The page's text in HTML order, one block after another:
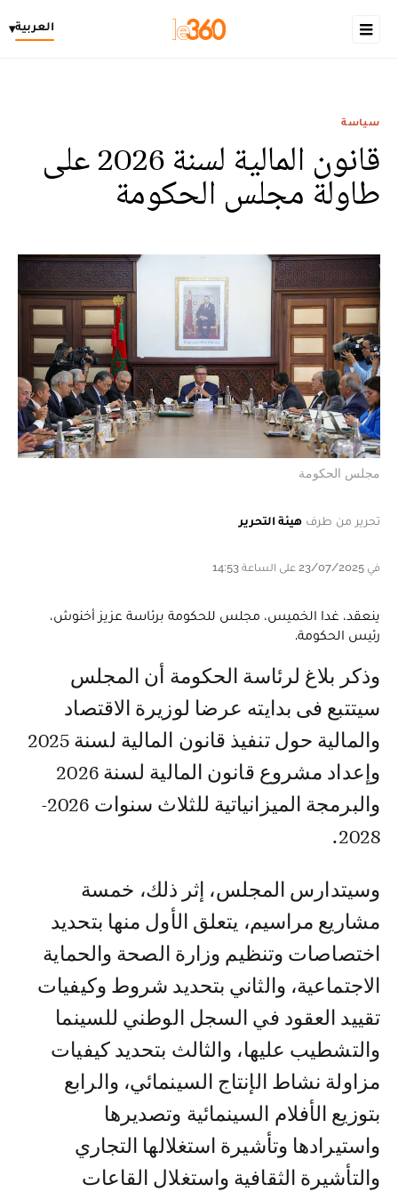
العربية▾
سياسة
قانون المالية لسنة 2026 على
طاولة مجلس الحكومة
مجلس الحكومة
تحرير من طرف هيئة التحرير
في 23/07/2025 على الساعة 14:53
ينعقد، غدا الخميس، مجلس للحكومة برئاسة عزيز أخنوش،
رئيس الحكومة.
وذكر بلاغ لرئاسة الحكومة أن المجلس
سيتتبع فى بدايته عرضا لوزيرة الاقتصاد
والمالية حول تنفيذ قانون المالية لسنة 2025
وإعداد مشروع قانون المالية لسنة 2026
والبرمجة الميزانياتية للثلاث سنوات 2026-
2028.
وسيتدارس المجلس، إثر ذلك، خمسة
مشاريع مراسيم، يتعلق الأول منها بتحديد
اختصاصات وتنظيم وزارة الصحة والحماية
الاجتماعية، والثاني بتحديد شروط وكيفيات
تقييد العقود في السجل الوطني للسينما
والتشطيب عليها، والثالث بتحديد كيفيات
مزاولة نشاط الإنتاج السينمائي، والرابع
بتوزيع الأفلام السينمائية وتصديرها
واستيرادها وتأشيرة استغلالها التجاري
والتأشيرة الثقافية واستغلال القاعات